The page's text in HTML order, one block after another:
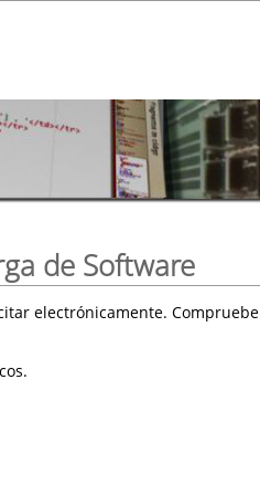
de Software
electrónicamente. Compruebe